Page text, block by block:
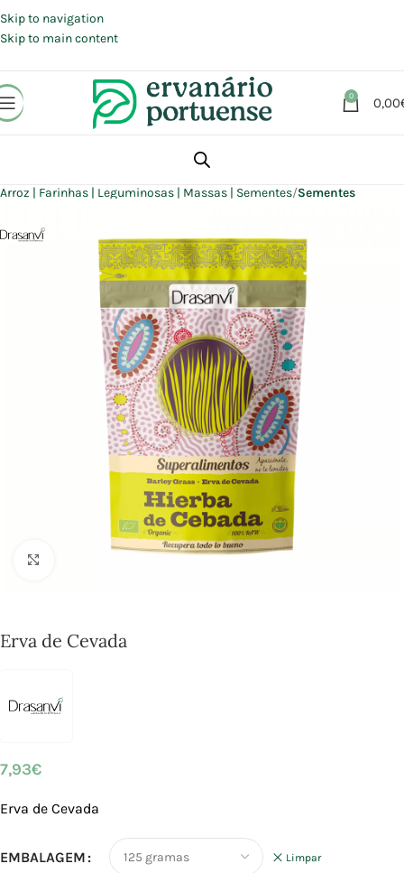
Skip to navigation
Skip to main content
0 0,00
Arroz | Farinhas | Leguminosas | Massas | Sementes Sementes
Erva de Cevada
7,93€
Erva de Cevada
EMBALAGEM Limpar